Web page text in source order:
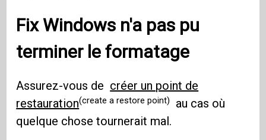
Fix Windows n'a pas pu
terminer le formatage
Assurez-vous de créer un point de
restauration(create a restore point)
au cas où
quelque chose tournerait mal.